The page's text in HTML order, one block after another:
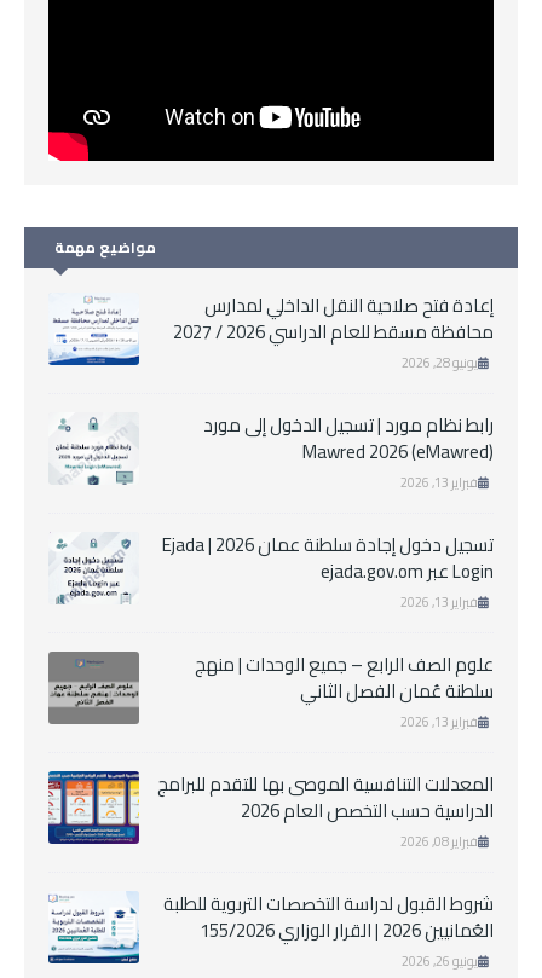
مواضيع مهمة
إعادة فتح صلاحية النقل الداخلي لمدارس
محافظة مسقط للعام الدراسي 2026 / 2027
يونيو 28, 2026
رابط نظام مورد | تسجيل الدخول إلى مورد
Mawred 2026 (eMawred)
فبراير 13, 2026
تسجيل دخول إجادة سلطنة عمان 2026 | Ejada
Login عبر ejada.gov.om
فبراير 13, 2026
علوم الصف الرابع – جميع الوحدات | منهج
سلطنة عُمان الفصل الثاني
فبراير 13, 2026
المعدلات التنافسية الموصى بها للتقدم للبرامج
الدراسية حسب التخصص العام 2026
فبراير 08, 2026
شروط القبول لدراسة التخصصات التربوية للطلبة
العُمانيين 2026 | القرار الوزاري 155/2026
يونيو 26, 2026